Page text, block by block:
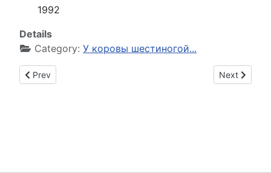
1992
Details
Category: У коровы шестиногой...
Previous article: Кое-что о гусе...
Prev Next article:
Next